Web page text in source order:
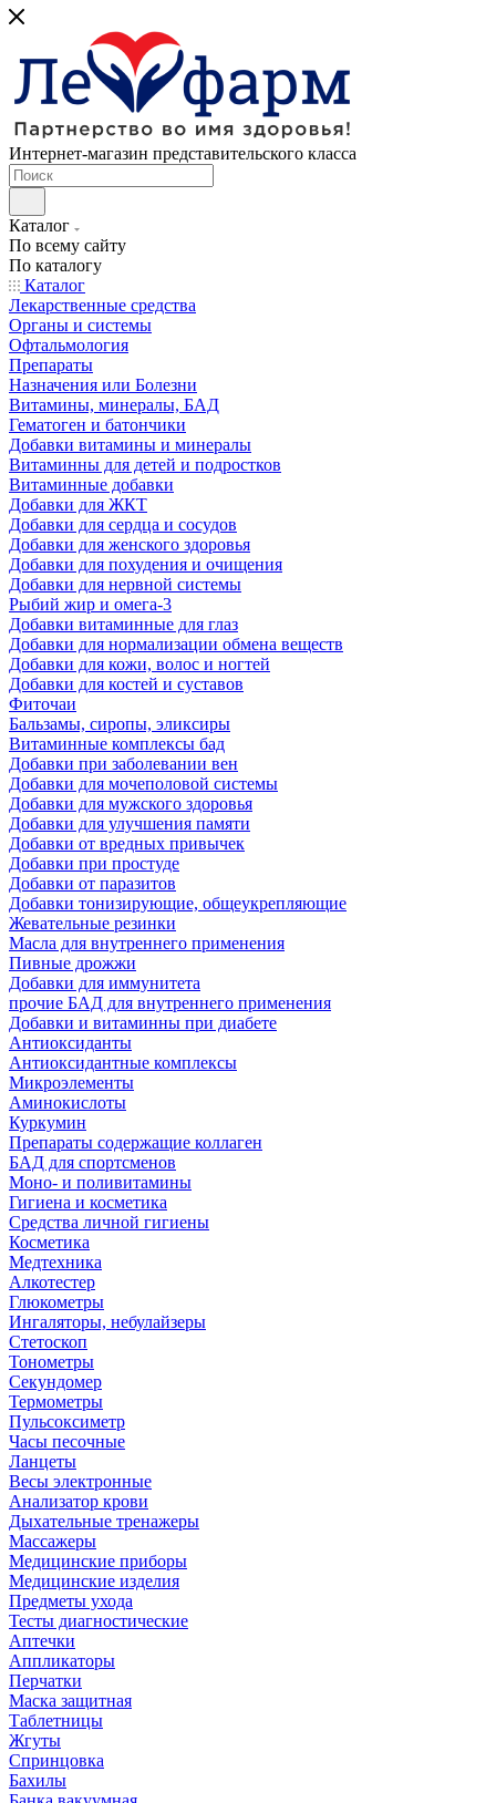
Интернет-магазин представительского класса
Каталог
По всему сайту
По каталогу
Каталог
Лекарственные средства
Органы и системы
Офтальмология
Препараты
Назначения или Болезни
Витамины, минералы, БАД
Гематоген и батончики
Добавки витамины и минералы
Витаминны для детей и подростков
Витаминные добавки
Добавки для ЖКТ
Добавки для сердца и сосудов
Добавки для женского здоровья
Добавки для похудения и очищения
Добавки для нервной системы
Рыбий жир и омега-3
Добавки витаминные для глаз
Добавки для нормализации обмена веществ
Добавки для кожи, волос и ногтей
Добавки для костей и суставов
Фиточаи
Бальзамы, сиропы, эликсиры
Витаминные комплексы бад
Добавки при заболевании вен
Добавки для мочеполовой системы
Добавки для мужского здоровья
Добавки для улучшения памяти
Добавки от вредных привычек
Добавки при простуде
Добавки от паразитов
Добавки тонизирующие, общеукрепляющие
Жевательные резинки
Масла для внутреннего применения
Пивные дрожжи
Добавки для иммунитета
прочие БАД для внутреннего применения
Добавки и витаминны при диабете
Антиоксиданты
Антиоксидантные комплексы
Микроэлементы
Аминокислоты
Куркумин
Препараты содержащие коллаген
БАД для спортсменов
Моно- и поливитамины
Гигиена и косметика
Средства личной гигиены
Косметика
Медтехника
Алкотестер
Глюкометры
Ингаляторы, небулайзеры
Стетоскоп
Тонометры
Секундомер
Термометры
Пульсоксиметр
Часы песочные
Ланцеты
Весы электронные
Анализатор крови
Дыхательные тренажеры
Массажеры
Медицинские приборы
Медицинские изделия
Предметы ухода
Тесты диагностические
Аптечки
Аппликаторы
Перчатки
Маска защитная
Таблетницы
Жгуты
Спринцовка
Бахилы